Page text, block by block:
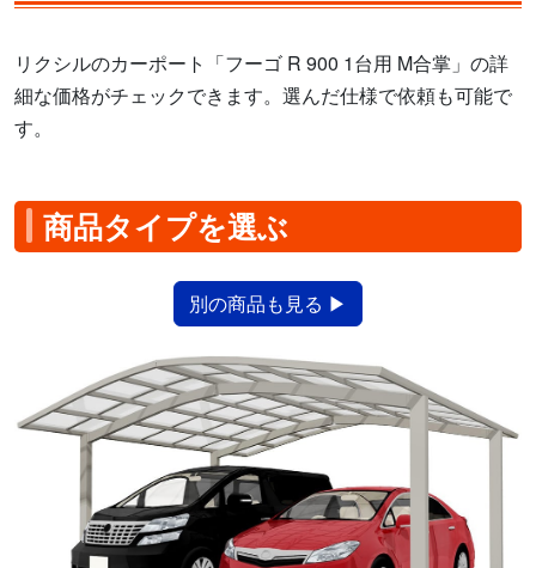
リクシルのカーポート「フーゴ R 900 1台用 M合掌」の詳
細な価格がチェックできます。選んだ仕様で依頼も可能で
す。
商品タイプを選ぶ
別の商品も見る ▶